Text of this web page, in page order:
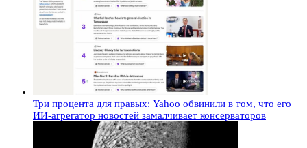
Три процента для правых: Yahoo обвинили в том, что его
ИИ-агрегатор новостей замалчивает консерваторов